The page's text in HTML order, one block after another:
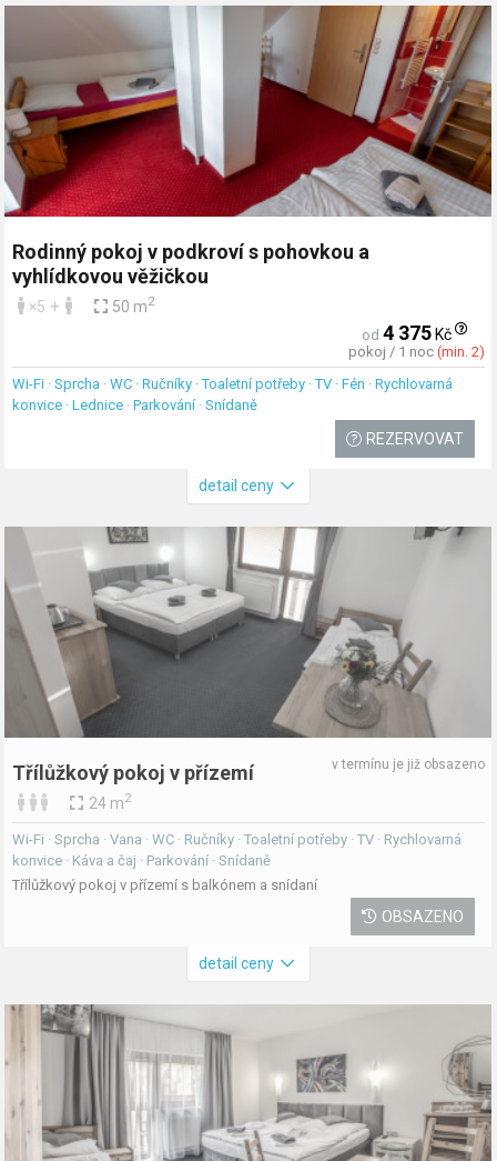
Rodinný pokoj v podkroví s pohovkou a
vyhlídkovou věžičkou
×5 + 50 m2
od 4 375Kč
pokoj / 1 noc (min. 2)
Wi-Fi · Sprcha · WC · Ručníky · Toaletní potřeby · TV · Fén · Rychlovarná
konvice · Lednice · Parkování · Snídaně
REZERVOVAT
detail ceny
Třílůžkový pokoj v přízemí
24 m2
v termínu je již obsazeno
Wi-Fi · Sprcha · Vana · WC · Ručníky · Toaletní potřeby · TV · Rychlovarná
konvice · Káva a čaj · Parkování · Snídaně
Třílůžkový pokoj v přízemí s balkónem a snídaní
OBSAZENO
detail ceny